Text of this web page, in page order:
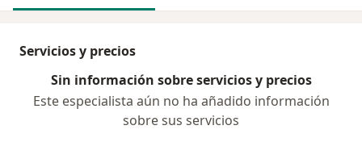
Servicios y precios
Sin información sobre servicios y precios
Este especialista aún no ha añadido información
sobre sus servicios